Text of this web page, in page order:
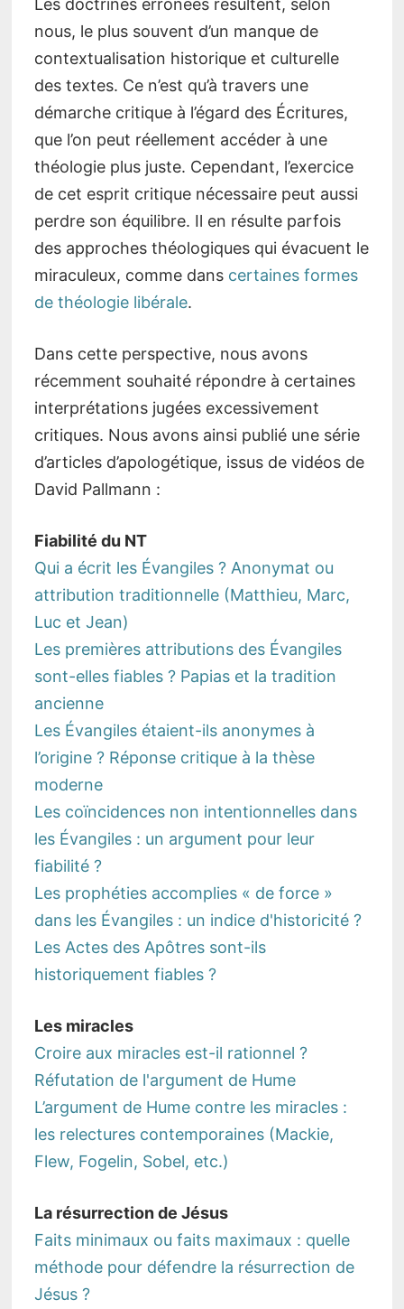
Les doctrines erronées résultent, selon
nous, le plus souvent d’un manque de
contextualisation historique et culturelle
des textes. Ce n’est qu’à travers une
démarche critique à l’égard des Écritures,
que l’on peut réellement accéder à une
théologie plus juste. Cependant, l’exercice
de cet esprit critique nécessaire peut aussi
perdre son équilibre. Il en résulte parfois
des approches théologiques qui évacuent le
miraculeux, comme dans certaines formes
de théologie libérale.
Dans cette perspective, nous avons
récemment souhaité répondre à certaines
interprétations jugées excessivement
critiques. Nous avons ainsi publié une série
d’articles d’apologétique, issus de vidéos de
David Pallmann :
Fiabilité du NT
Qui a écrit les Évangiles ? Anonymat ou
attribution traditionnelle (Matthieu, Marc,
Luc et Jean)
Les premières attributions des Évangiles
sont-elles fiables ? Papias et la tradition
ancienne
Les Évangiles étaient-ils anonymes à
l’origine ? Réponse critique à la thèse
moderne
Les coïncidences non intentionnelles dans
les Évangiles : un argument pour leur
fiabilité ?
Les prophéties accomplies « de force »
dans les Évangiles : un indice d'historicité ?
Les Actes des Apôtres sont-ils
historiquement fiables ?
Les miracles
Croire aux miracles est-il rationnel ?
Réfutation de l'argument de Hume
L’argument de Hume contre les miracles :
les relectures contemporaines (Mackie,
Flew, Fogelin, Sobel, etc.)
La résurrection de Jésus
Faits minimaux ou faits maximaux : quelle
méthode pour défendre la résurrection de
Jésus ?